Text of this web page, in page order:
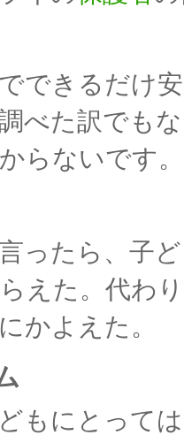
できるだけ
べた訳でも
らないです。
ったら、子
えた。代わ
かよえた。
もにとって